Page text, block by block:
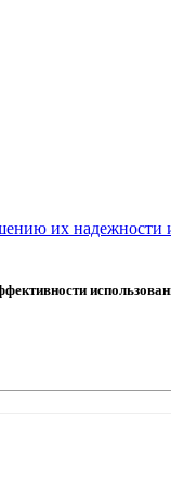
их надежности